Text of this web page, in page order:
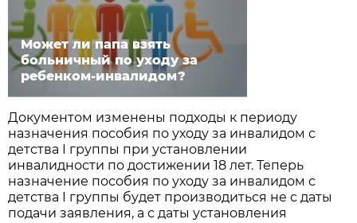
Может ли папа взять
больничный по уходу за
ребенком-инвалидом?
Документом изменены подходы к периоду
назначения пособия по уходу за инвалидом с
детства I группы при установлении
инвалидности по достижении 18 лет. Теперь
назначение пособия по уходу за инвалидом с
детства I группы будет производиться не с даты
подачи заявления, а с даты установления